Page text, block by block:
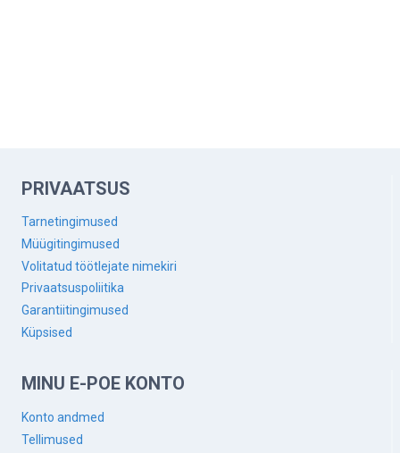
PRIVAATSUS
Tarnetingimused
Müügitingimused
Volitatud töötlejate nimekiri
Privaatsuspoliitika
Garantiitingimused
Küpsised
MINU E-POE KONTO
Konto andmed
Tellimused